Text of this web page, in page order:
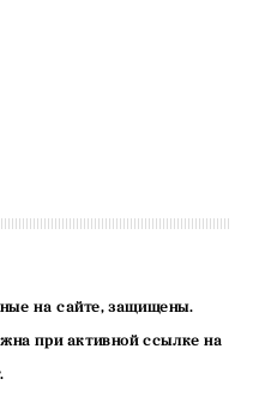
на сайте, защищены.
при активной ссылке на